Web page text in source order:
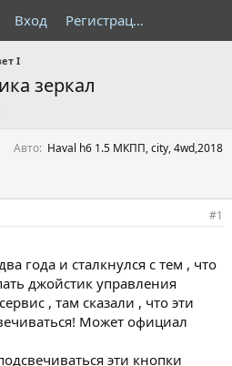
Вход Регистрация
I
зеркал
Авто Haval h6 1.5 МКПП, city, 4wd,2018
#1
года и сталкнулся с тем , что
джойстик управления
, там сказали , что эти
Может официал
эти кнопки